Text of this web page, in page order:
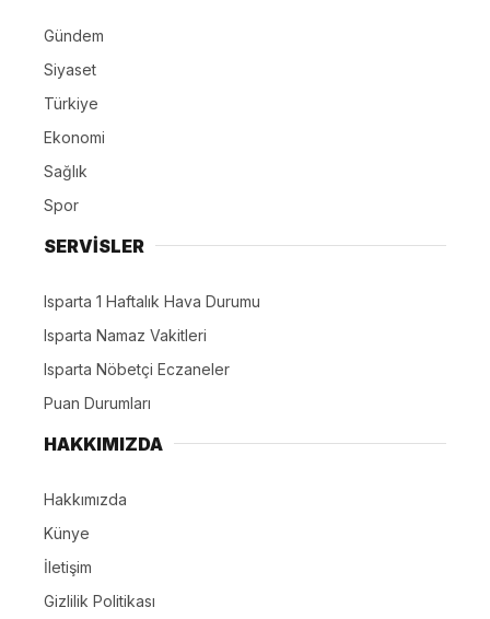
Gündem
Siyaset
Türkiye
Ekonomi
Sağlık
Spor
SERVİSLER
Isparta 1 Haftalık Hava Durumu
Isparta Namaz Vakitleri
Isparta Nöbetçi Eczaneler
Puan Durumları
HAKKIMIZDA
Hakkımızda
Künye
İletişim
Gizlilik Politikası